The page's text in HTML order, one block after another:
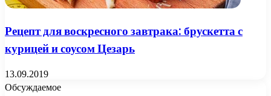
Рецепт для воскресного завтрака: брускетта с
курицей и соусом Цезарь
13.09.2019
Обсуждаемое